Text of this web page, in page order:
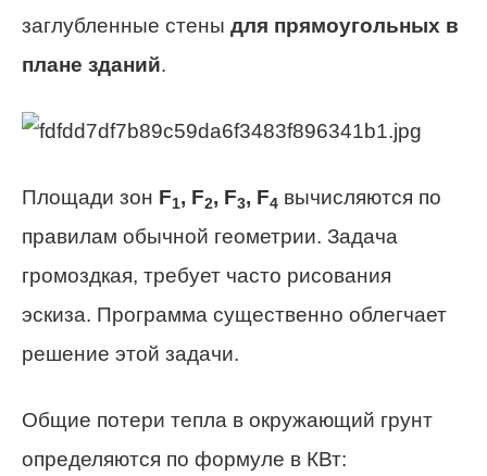
заглубленные стены для прямоугольных в
плане зданий.
Площади зон F1, F2, F3, F4 вычисляются по
правилам обычной геометрии. Задача
громоздкая, требует часто рисования
эскиза. Программа существенно облегчает
решение этой задачи.
Общие потери тепла в окружающий грунт
определяются по формуле в КВт: